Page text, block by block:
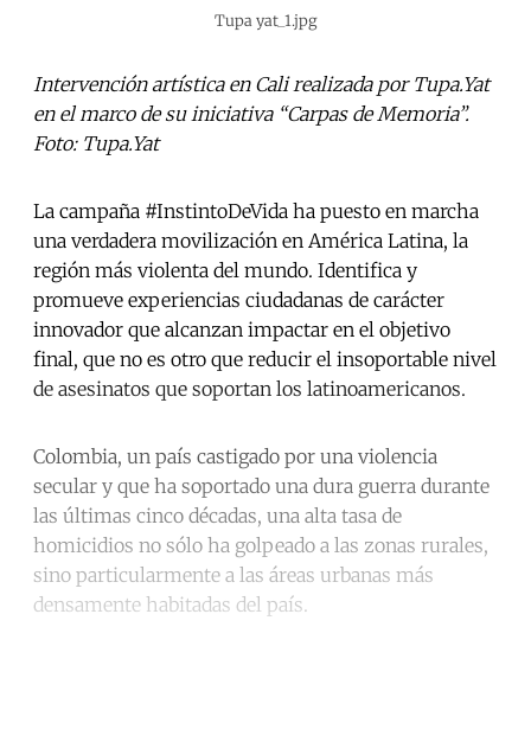
Tupa yat_1.jpg
Intervención artística en Cali realizada por Tupa.Yat
en el marco de su iniciativa “Carpas de Memoria”.
Foto: Tupa.Yat
La campaña #InstintoDeVida ha puesto en marcha
una verdadera movilización en América Latina, la
región más violenta del mundo. Identifica y
promueve experiencias ciudadanas de carácter
innovador que alcanzan impactar en el objetivo
final, que no es otro que reducir el insoportable nivel
de asesinatos que soportan los latinoamericanos.
Colombia, un país castigado por una violencia
secular y que ha soportado una dura guerra durante
las últimas cinco décadas, una alta tasa de
homicidios no sólo ha golpeado a las zonas rurales,
sino particularmente a las áreas urbanas más
densamente habitadas del país.